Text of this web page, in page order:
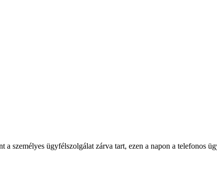
ügyfélszolgálat zárva tart, ezen a napon a telefonos